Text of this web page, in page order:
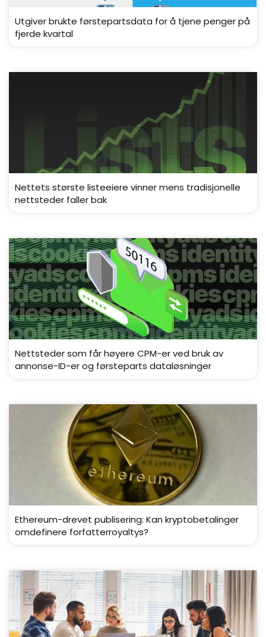
Utgiver brukte førstepartsdata for å tjene penger på
fjerde kvartal
Nettets største listeeiere vinner mens tradisjonelle
nettsteder faller bak
Nettsteder som får høyere CPM-er ved bruk av
annonse-ID-er og førsteparts dataløsninger
Ethereum-drevet publisering: Kan kryptobetalinger
omdefinere forfatterroyaltys?